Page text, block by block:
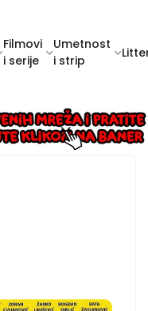
Filmovi
i serije
Umetnost
i strip